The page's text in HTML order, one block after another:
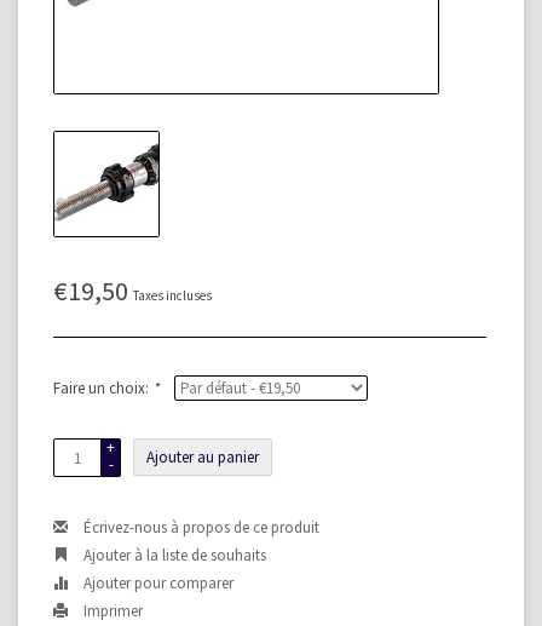
€19,50 Taxes incluses
Faire un choix: *
+
-
Ajouter au panier
Écrivez-nous à propos de ce produit
Ajouter à la liste de souhaits
Ajouter pour comparer
Imprimer